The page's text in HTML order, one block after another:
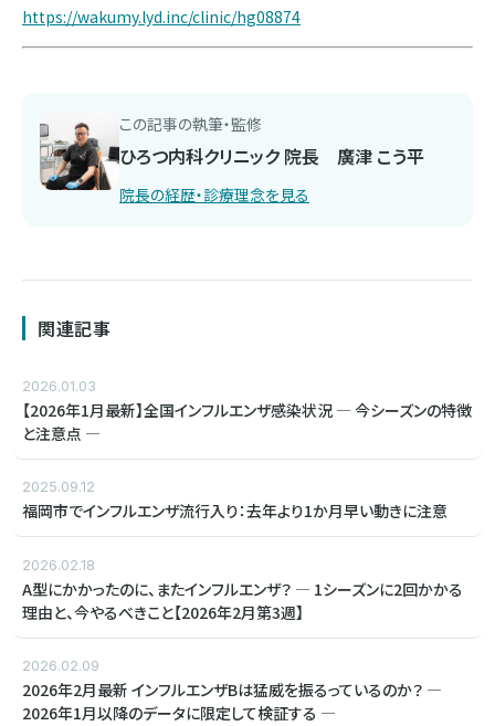
https://wakumy.lyd.inc/clinic/hg08874
この記事の執筆・監修
ひろつ内科クリニック 院長 廣津 こう平
院長の経歴・診療理念を見る
関連記事
2026.01.03
【2026年1月最新】全国インフルエンザ感染状況 ― 今シーズンの特徴
と注意点 ―
2025.09.12
福岡市でインフルエンザ流行入り：去年より1か月早い動きに注意
2026.02.18
A型にかかったのに、またインフルエンザ？ ― 1シーズンに2回かかる
理由と、今やるべきこと【2026年2月第3週】
2026.02.09
2026年2月最新 インフルエンザBは猛威を振るっているのか？ ―
2026年1月以降のデータに限定して検証する ―